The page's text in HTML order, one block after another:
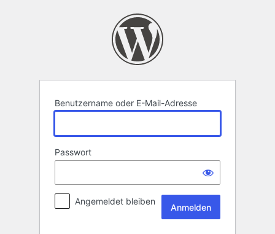
Benutzername oder E-Mail-Adresse
Passwort
Angemeldet bleiben